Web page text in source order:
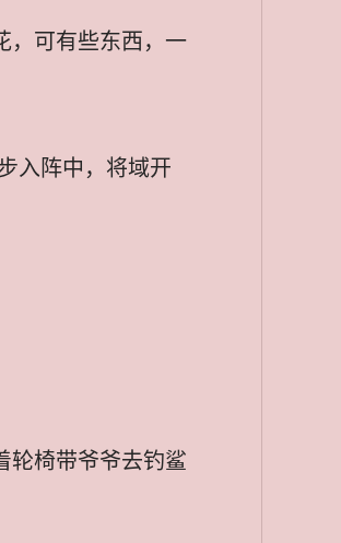
，可有些东西，一
入阵中，将域开
轮椅带爷爷去钓鲨